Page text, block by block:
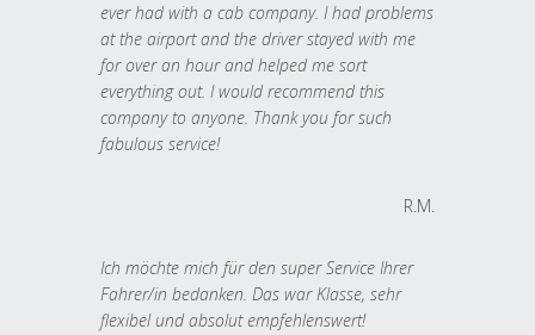
ever had with a cab company. I had problems
at the airport and the driver stayed with me
for over an hour and helped me sort
everything out. I would recommend this
company to anyone. Thank you for such
fabulous service!
R.M.
Ich möchte mich für den super Service Ihrer
Fahrer/in bedanken. Das war Klasse, sehr
flexibel und absolut empfehlenswert!